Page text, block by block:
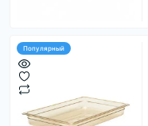
Популярный